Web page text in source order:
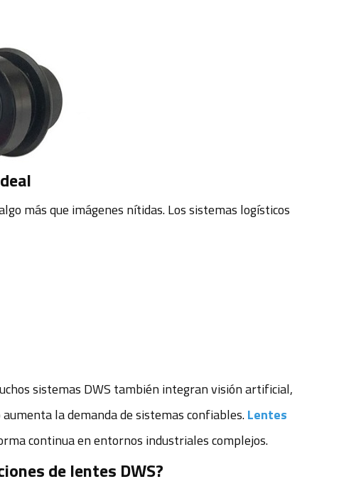
más que imágenes nítidas. Los sistemas logísticos
sistemas DWS también integran visión artificial,
la demanda de sistemas confiables.Lentes
continua en entornos industriales complejos.
de lentes DWS?